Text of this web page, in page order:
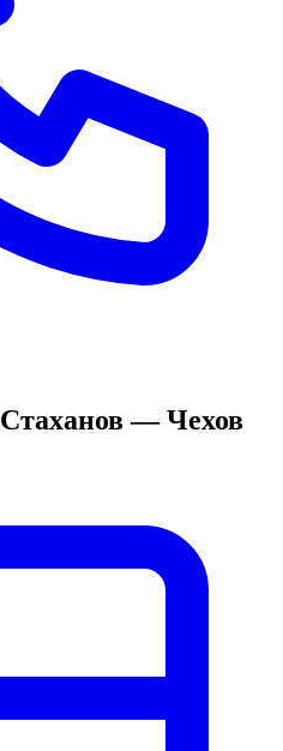
Стаханов — Чехов